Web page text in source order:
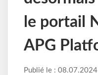
le portail
APG
Publié le :